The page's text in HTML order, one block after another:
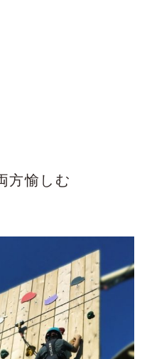
方愉しむ